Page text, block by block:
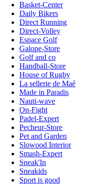
Basket-Center
Daily Bikers
Direct Running
Direct-Volley
Espace Golf
Galope-Store
Golf and co
Handball-Store
House of Rugby
La sellerie de Maé
Made in Paradis
Nauti-wave
On-Fight
Padel-Expert
Pecheur-Store
Pet and Garden
Slowood Interior
Smash-Expert
Sneak'In
Sneakids
Sport is good